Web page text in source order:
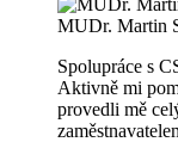
MUDr. Martin
Spolupráce s
Aktivně mi
provedli mě